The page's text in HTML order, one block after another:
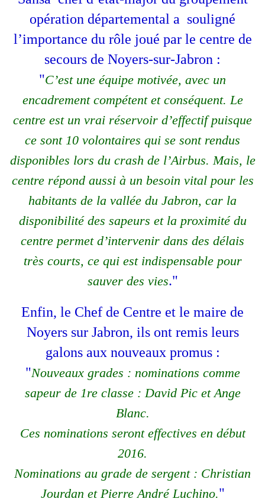
opération départemental a souligné
l’importance du rôle joué par le centre de
secours de Noyers-sur-Jabron :
"C’est une équipe motivée, avec un
encadrement compétent et conséquent. Le
centre est un vrai réservoir d’effectif puisque
ce sont 10 volontaires qui se sont rendus
disponibles lors du crash de l’Airbus. Mais, le
centre répond aussi à un besoin vital pour les
habitants de la vallée du Jabron, car la
disponibilité des sapeurs et la proximité du
centre permet d’intervenir dans des délais
très courts, ce qui est indispensable pour
sauver des vies."
Enfin, le Chef de Centre et le maire de
Noyers sur Jabron, ils ont remis leurs
galons aux nouveaux promus :
"Nouveaux grades : nominations comme
sapeur de 1re classe : David Pic et Ange
Blanc.
Ces nominations seront effectives en début
2016.
Nominations au grade de sergent : Christian
Jourdan et Pierre André Luchino."